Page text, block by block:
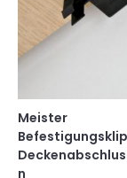
Meister
n